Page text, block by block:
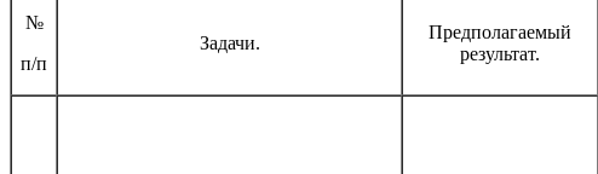
№
п/п
Задачи.
Предполагаемый
результат.